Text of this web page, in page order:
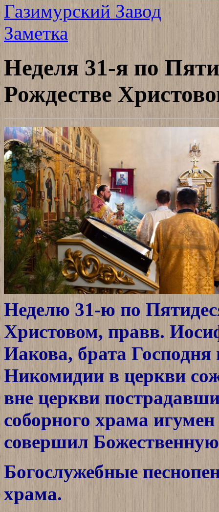
Газимурский Завод
Заметка
Неделя 31-я по
Рождестве
Неделю 31-ю по
Христовом, правв.
Иакова, брата
Никомидии в церкви
вне церкви
соборного храма
совершил
Богослужебные
храма.